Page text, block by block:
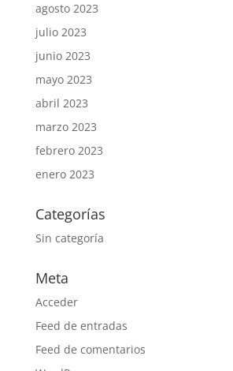
agosto 2023
julio 2023
junio 2023
mayo 2023
abril 2023
marzo 2023
febrero 2023
enero 2023
Categorías
Sin categoría
Meta
Acceder
Feed de entradas
Feed de comentarios